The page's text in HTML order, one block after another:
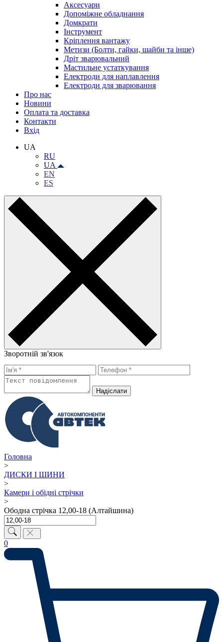
Аксесуари
Допоміжне обладнання
Домкрати
Інструмент
Кріплення вантажу
Метизи (Болти, гайки, шайби та інше)
Дріт зварювальний
Мастильне устаткування
Електроди для наплавлення
Електроди для зварювання
Про нас
Новини
Оплата та доставка
Контакти
Вхiд
UA
RU
UA
EN
ES
Зворотній зв'язок
Надiслати
Головна
>
ДИСКИ І ШИНИ
>
Камери і обідні стрічки
>
Ободна стрічка 12,00-18 (Алтайшина)
0